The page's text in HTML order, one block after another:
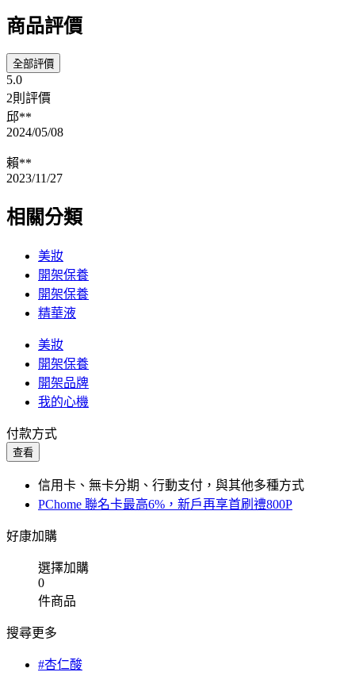
商品評價
全部評價
5.0
2則評價
邱**
2024/05/08
賴**
2023/11/27
相關分類
美妝
開架保養
開架保養
精華液
美妝
開架保養
開架品牌
我的心機
付款方式
查看
信用卡、無卡分期、行動支付，與其他多種方式
PChome 聯名卡最高6%，新戶再享首刷禮800P
好康加購
選擇加購
0
件商品
搜尋更多
#杏仁酸